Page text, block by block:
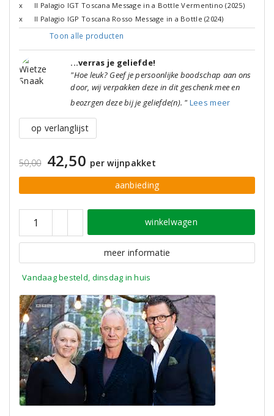
x
Il Palagio IGT Toscana Message in a Bottle Vermentino (2025)
x
Il Palagio IGP Toscana Rosso Message in a Bottle (2024)
Toon alle producten
...verras je geliefde!
"Hoe leuk? Geef je persoonlijke boodschap aan ons
door, wij verpakken deze in dit geschenk mee en
beozrgen deze bij je geliefde(n). " Lees meer
op verlanglijst
50,00 42,50 per wijnpakket
aanbieding
winkelwagen
meer informatie
Vandaag besteld, dinsdag in huis